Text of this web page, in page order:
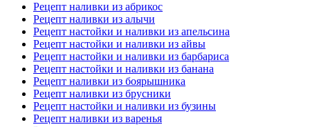
Рецепт наливки из абрикос
Рецепт наливки из алычи
Рецепт настойки и наливки из апельсина
Рецепт настойки и наливки из айвы
Рецепт настойки и наливки из барбариса
Рецепт настойки и наливки из банана
Рецепт наливки из боярышника
Рецепт наливки из брусники
Рецепт настойки и наливки из бузины
Рецепт наливки из варенья